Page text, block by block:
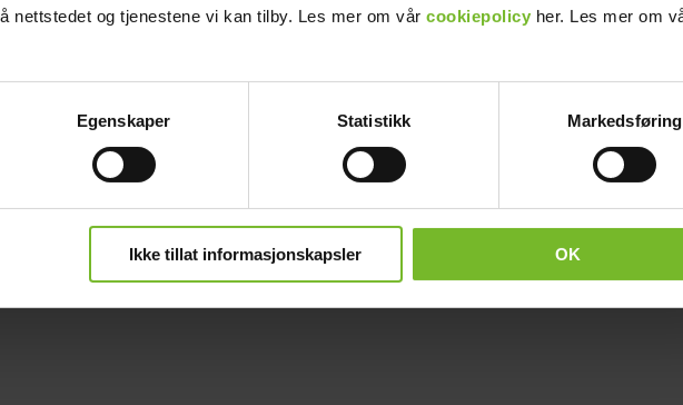
nettstedet og tjenestene vi kan tilby. Les mer om vår cookiepolicy her. Les mer om
Egenskaper Statistikk Markedsføring
Ikke tillat informasjonskapsler OK
12/12-50A
kahden akun järjestelmissä. Se on suunniteltu erityisesti ajoneuvoihin ja veneisiin, joissa
siitä ihanteellisen valinnan tilarajoitteisiin asennuksiin. 12V/12V 50A eristämätön malli.